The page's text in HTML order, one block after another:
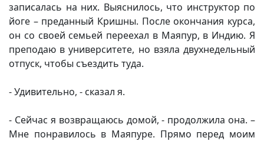
записалась на них. Выяснилось, что инструктор по
йоге – преданный Кришны. После окончания курса,
он со своей семьей переехал в Маяпур, в Индию. Я
преподаю в университете, но взяла двухнедельный
отпуск, чтобы съездить туда.
- Удивительно, - сказал я.
- Сейчас я возвращаюсь домой, - продолжила она. –
Мне понравилось в Маяпуре. Прямо перед моим